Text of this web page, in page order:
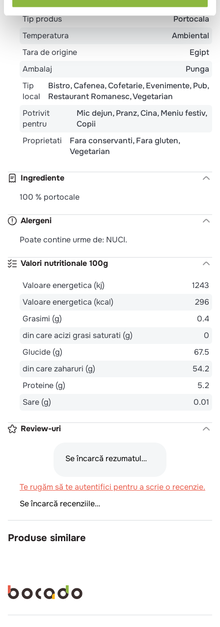
Tip produs
Portocala
Temperatura
Ambiental
Tara de origine
Egipt
Ambalaj
Punga
Tip
local
Bistro Cafenea Cofetarie Evenimente Pub
Restaurant Romanesc Vegetarian
Potrivit
pentru
Mic dejun Pranz Cina Meniu festiv
Copii
Proprietati
Fara conservanti Fara gluten
Vegetarian
Ingrediente
100 % portocale
Alergeni
Poate contine urme de: NUCI.
Valori nutritionale 100g
Valoare energetica (kj)
1243
Valoare energetica (kcal)
296
Grasimi (g)
0.4
din care acizi grasi saturati (g)
0
Glucide (g)
67.5
din care zaharuri (g)
54.2
Proteine (g)
5.2
Sare (g)
0.01
Review-uri
Se încarcă rezumatul…
Te rugăm să te autentifici pentru a scrie o recenzie.
Se încarcă recenziile…
Produse similare